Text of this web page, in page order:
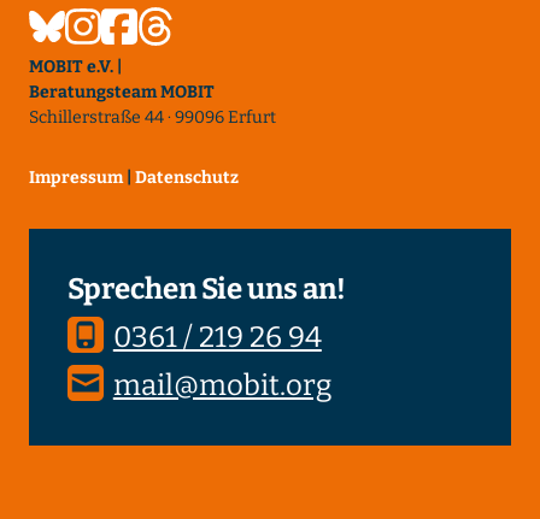
MOBIT e.V. |
Beratungsteam MOBIT
Schillerstraße 44 · 99096 Erfurt
Impressum Datenschutz
Sprechen Sie uns an!
0361 / 219 26 94
mail@mobit.org